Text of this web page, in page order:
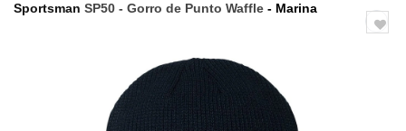
Sportsman SP50 - Gorro de Punto Waffle - Marina